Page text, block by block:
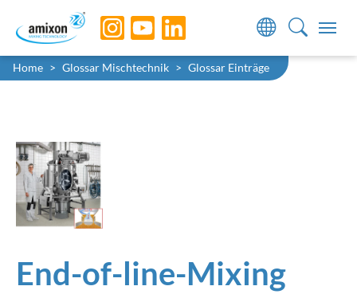
Skip to main navigation
Skip to main content
Skip to page footer
Sie sind hier:
Home Glossar Mischtechnik Glossar Einträge
End-of-line-Mixing